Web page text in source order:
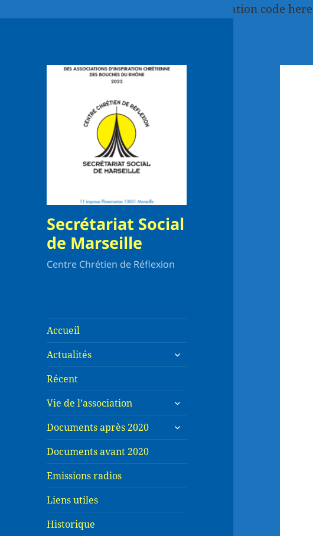
Paste your Google Webmaster Tools verification code here
Secrétariat Social
de Marseille
Centre Chrétien de Réflexion
Accueil
Actualités
ouvrir
le
menu
Récent
Vie de l’association
ouvrir
le
sous-
menu
Documents après 2020
ouvrir
le
menu
Documents avant 2020
Emissions radios
Liens utiles
Historique